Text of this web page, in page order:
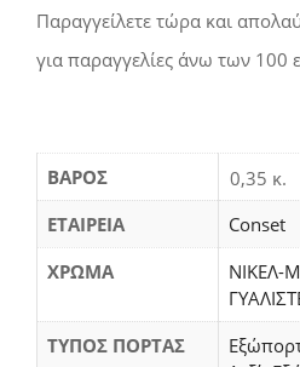
Παραγγείλετε τώρα και
για παραγγελίες άνω των 100
ΒΆΡΟΣ
0,35 κ.
ΕΤΑΙΡΕΙΑ
Conset
ΧΡΩΜΑ
ΝΙΚΕΛ-
ΤΥΠΟΣ ΠΟΡΤΑΣ